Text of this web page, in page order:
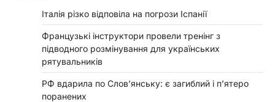
Італія різко відповіла на погрози Іспанії
Французькі інструктори провели тренінг з
підводного розмінування для українських
рятувальників
РФ вдарила по Слов’янську: є загиблий і п’ятеро
поранених